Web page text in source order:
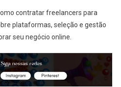
contratar freelancers para
plataformas, seleção e gestão
seu negócio online.